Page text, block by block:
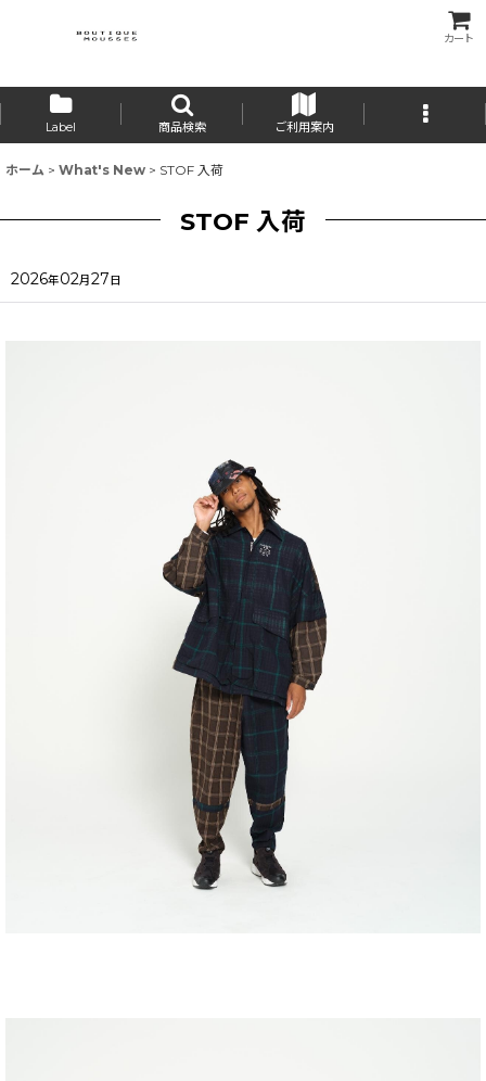
カート
Label 商品検索 ご利用案内
ホーム > What's New > STOF 入荷
STOF 入荷
2026年02月27日